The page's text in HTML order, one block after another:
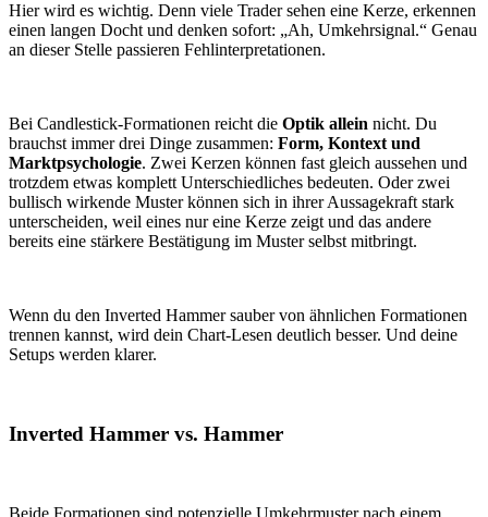
Hier wird es wichtig. Denn viele Trader sehen eine Kerze, erkennen
einen langen Docht und denken sofort: „Ah, Umkehrsignal.“ Genau
an dieser Stelle passieren Fehlinterpretationen.
Bei Candlestick-Formationen reicht die Optik allein nicht. Du
brauchst immer drei Dinge zusammen: Form, Kontext und
Marktpsychologie. Zwei Kerzen können fast gleich aussehen und
trotzdem etwas komplett Unterschiedliches bedeuten. Oder zwei
bullisch wirkende Muster können sich in ihrer Aussagekraft stark
unterscheiden, weil eines nur eine Kerze zeigt und das andere
bereits eine stärkere Bestätigung im Muster selbst mitbringt.
Wenn du den Inverted Hammer sauber von ähnlichen Formationen
trennen kannst, wird dein Chart-Lesen deutlich besser. Und deine
Setups werden klarer.
Inverted Hammer vs. Hammer
Beide Formationen sind potenzielle Umkehrmuster nach einem